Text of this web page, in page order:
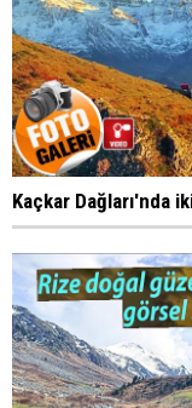
Kaçkar Dağları'nda